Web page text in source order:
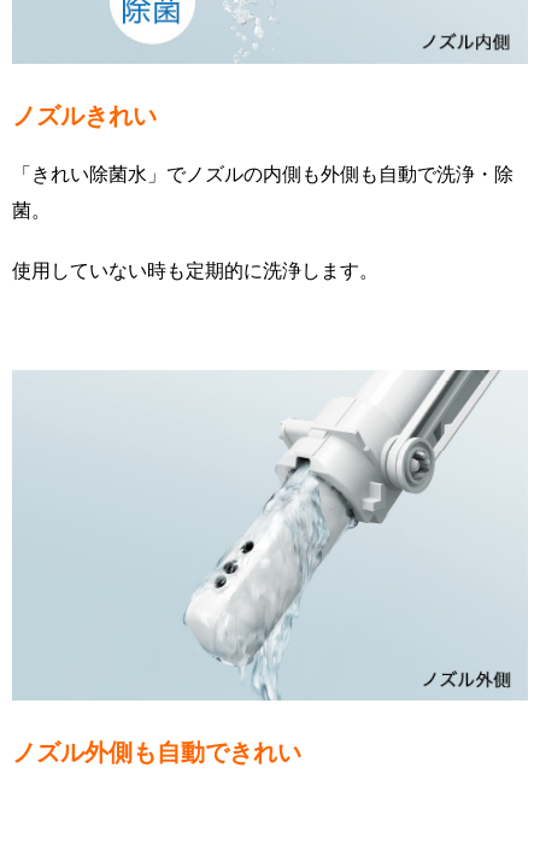
ノズルきれい
「きれい除菌水」でノズルの内側も外側も自動で洗浄・除
菌。
使用していない時も定期的に洗浄します。
ノズル外側も自動できれい